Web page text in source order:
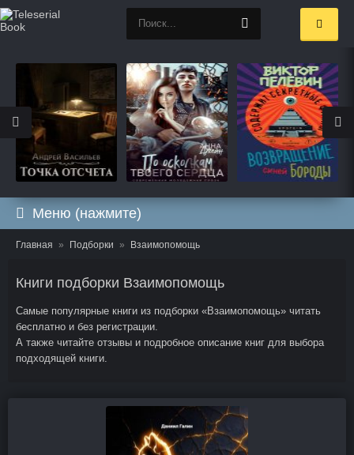
Меню (нажмите)
Главная Подборки Взаимопомощь
Книги подборки Взаимопомощь
Самые популярные книги из подборки «Взаимопомощь» читать
бесплатно и без регистрации.
А также читайте отзывы и подробное описание книг для выбора
подходящей книги.